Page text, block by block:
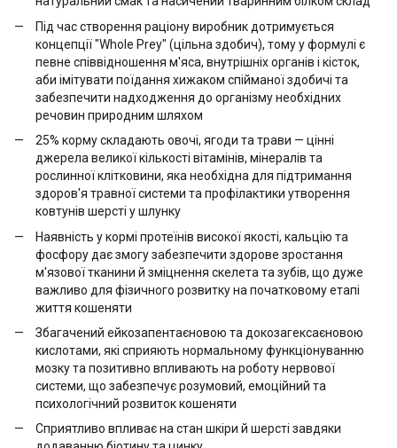
Під час створення раціону виробник дотримується
концепції "Whole Prey" (цільна здобич), тому у формулі є
певне співвідношення м'яса, внутрішніх органів і кісток,
аби імітувати поїдання хижаком спійманої здобичі та
забезпечити надходження до організму необхідних
речовин природним шляхом
25% корму складають овочі, ягоди та трави — цінні
джерела великої кількості вітамінів, мінералів та
рослинної клітковини, яка необхідна для підтримання
здоров'я травної системи та профілактики утворення
ковтунів шерсті у шлунку
Наявність у кормі протеїнів високої якості, кальцію та
фосфору дає змогу забезпечити здорове зростання
м'язової тканини й зміцнення скелета та зубів, що дуже
важливо для фізичного розвитку на початковому етапі
життя кошеняти
Збагачений ейкозапентаєновою та докозагексаєновою
кислотами, які сприяють нормальному функціонуванню
мозку та позитивно впливають на роботу нервової
системи, що забезпечує розумовий, емоційний та
психологічний розвиток кошеняти
Сприятливо впливає на стан шкіри й шерсті завдяки